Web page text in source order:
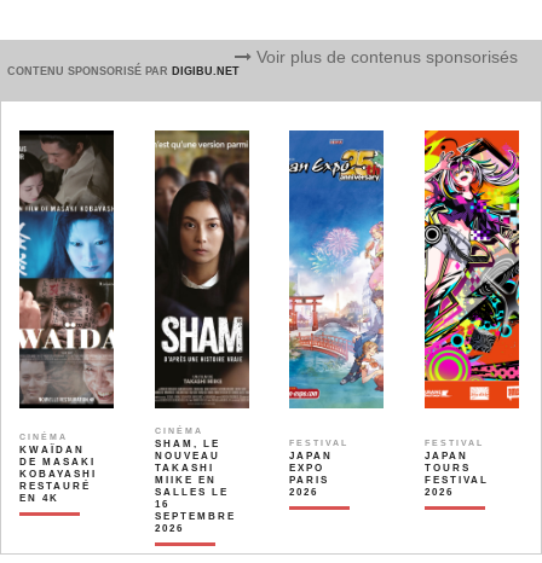
CONTENU SPONSORISÉ PAR DIGIBU.NET
Voir plus de contenus sponsorisés
CINÉMA
KWAÏDAN
DE MASAKI
KOBAYASHI
RESTAURÉ
EN 4K
CINÉMA
SHAM, LE
NOUVEAU
TAKASHI
MIIKE EN
SALLES LE
16
SEPTEMBRE
2026
FESTIVAL
JAPAN
EXPO
PARIS
2026
FESTIVAL
JAPAN
TOURS
FESTIVAL
2026